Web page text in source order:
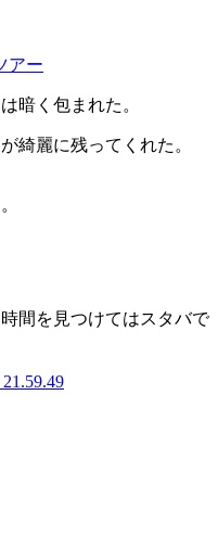
アー
暗く包まれた。
綺麗に残ってくれた。
間を見つけてはスタバで